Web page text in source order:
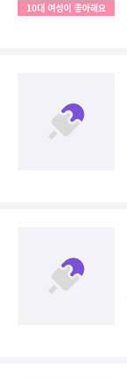
10대 여성이 좋아해요